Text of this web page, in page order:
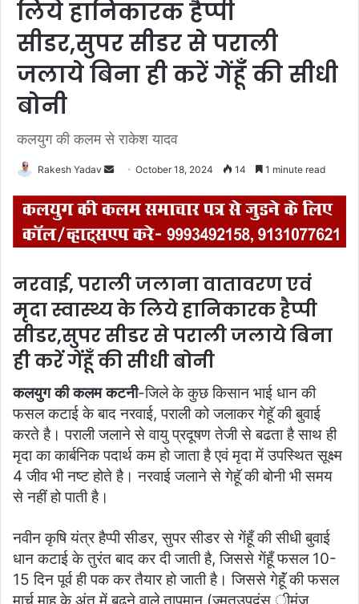
लिये हानिकारक हैप्पी
सीडर,सुपर सीडर से पराली
जलाये बिना ही करें गेंहूँ की सीधी
बोनी
कलयुग की कलम से राकेश यादव
Rakesh Yadav
n
d
a
e
m
a
i
l
October 18, 2024 14 1 minute read
नरवाई, पराली जलाना वातावरण एवं
मृदा स्वास्थ्य के लिये हानिकारक हैप्पी
सीडर,सुपर सीडर से पराली जलाये बिना
ही करें गेंहूँ की सीधी बोनी
कलयुग की कलम कटनी-जिले के कुछ किसान भाई धान की
फसल कटाई के बाद नरवाई, पराली को जलाकर गेहॅू की बुवाई
करते है। पराली जलाने से वायु प्रदूषण तेजी से बढता है साथ ही
मृदा का कार्बनिक पदार्थ कम हो जाता है एवं मृदा में उपस्थित सूक्ष्म
4 जीव भी नष्ट होते है। नरवाई जलाने से गेहॅू की बोनी भी समय
से नहीं हो पाती है।
नवीन कृषि यंत्र हैप्पी सीडर, सुपर सीडर से गेंहूँ की सीधी बुवाई
धान कटाई के तुरंत बाद कर दी जाती है, जिससे गेंहूँ फसल 10-
15 दिन पूर्व ही पक कर तैयार हो जाती है। जिससे गेहॅूं की फसल